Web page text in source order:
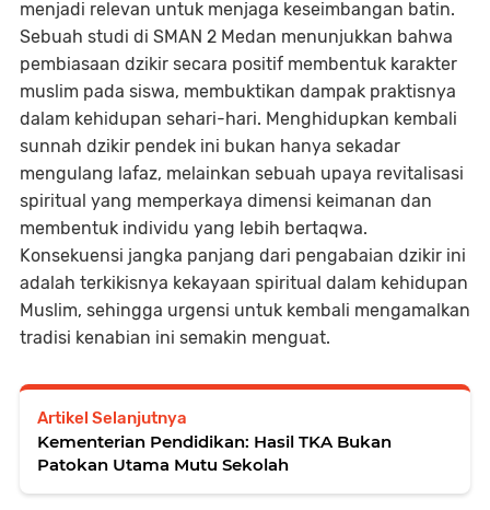
menjadi relevan untuk menjaga keseimbangan batin.
Sebuah studi di SMAN 2 Medan menunjukkan bahwa
pembiasaan dzikir secara positif membentuk karakter
muslim pada siswa, membuktikan dampak praktisnya
dalam kehidupan sehari-hari. Menghidupkan kembali
sunnah dzikir pendek ini bukan hanya sekadar
mengulang lafaz, melainkan sebuah upaya revitalisasi
spiritual yang memperkaya dimensi keimanan dan
membentuk individu yang lebih bertaqwa.
Konsekuensi jangka panjang dari pengabaian dzikir ini
adalah terkikisnya kekayaan spiritual dalam kehidupan
Muslim, sehingga urgensi untuk kembali mengamalkan
tradisi kenabian ini semakin menguat.
Artikel Selanjutnya
Kementerian Pendidikan: Hasil TKA Bukan
Patokan Utama Mutu Sekolah